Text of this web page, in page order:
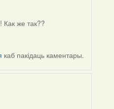
Как же так??
каб пакідаць каментары.